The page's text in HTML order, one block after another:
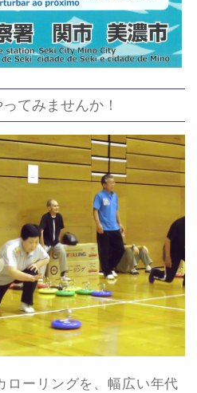
てみませんか！
ローリングを、幅広い年代